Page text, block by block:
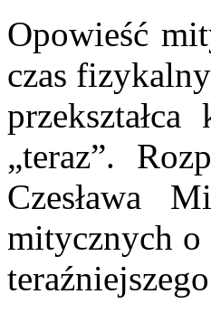
Opowieść
czas
„teraz”.
Czesława
mitycznych o